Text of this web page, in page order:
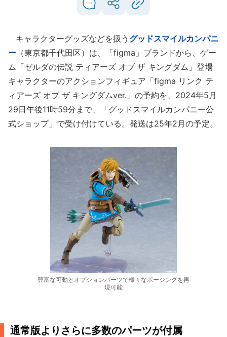
キャラクターグッズなどを扱う グッドスマイルカンパニ
ー （東京都千代田区）は、「figma」ブランドから、ゲー
ム「ゼルダの伝説 ティアーズ オブ ザ キングダム」登場
キャラクターのアクションフィギュア「figma リンク テ
ィアーズ オブ ザ キングダムver.」の予約を、2024年5月
29日午後11時59分まで、「グッドスマイルカンパニー公
式ショップ」で受け付けている。発送は25年2月の予定。
豊富な可動とオプションパーツで様々なポージングを再
現可能
通常版よりさらに多数のパーツが付属